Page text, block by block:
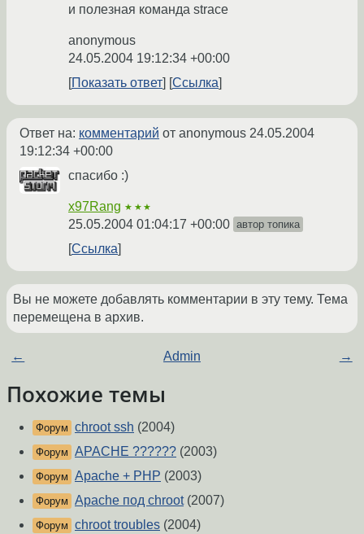
и полезная команда strace
anonymous
24.05.2004 19:12:34 +00:00
Показать ответ
Ссылка
Ответ на: комментарий от anonymous 24.05.2004
19:12:34 +00:00
спасибо :)
x97Rang ★★★
25.05.2004 01:04:17 +00:00 автор топика
Ссылка
Вы не можете добавлять комментарии в эту тему. Тема
перемещена в архив.
← Admin →
Похожие темы
Форум chroot ssh (2004)
Форум APACHE ?????? (2003)
Форум Apache + PHP (2003)
Форум Apache под chroot(2007)
Форум chroot troubles (2004)